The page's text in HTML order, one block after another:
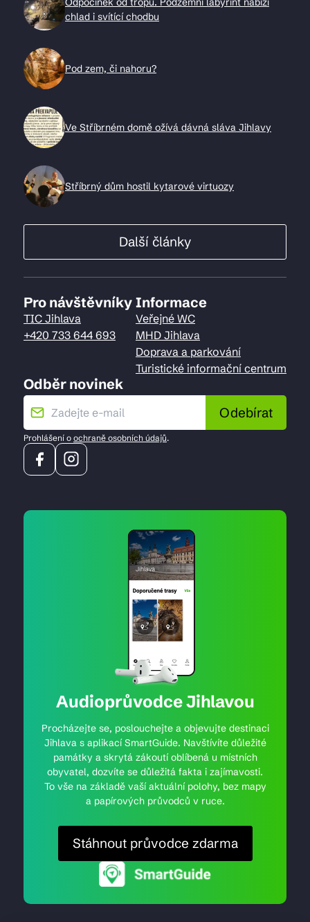
chlad i svítící chodbu
Pod zem, či nahoru?
Ve Stříbrném domě ožívá dávná sláva Jihlavy
Stříbrný dům hostil kytarové virtuozy
Další články
Pro návštěvníky
TIC Jihlava
+420 733 644 693
Informace
Veřejné WC
MHD Jihlava
Doprava a parkování
Turistické informační centrum
Odběr novinek
Odebírat
Prohlášení o ochraně osobních údajů.
Audioprůvodce Jihlavou
Procházejte se, poslouchejte a objevujte destinaci
Jihlava s aplikací SmartGuide. Navštívíte důležité
památky a skrytá zákoutí oblíbená u místních
obyvatel, dozvíte se důležitá fakta i zajímavosti.
To vše na základě vaší aktuální polohy, bez mapy
a papírových průvodců v ruce.
Stáhnout průvodce zdarma